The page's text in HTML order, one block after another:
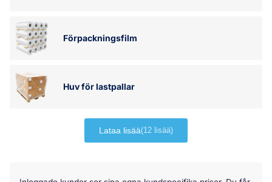
Förpackningsfilm
Huv för lastpallar
Lataa lisää(12 lisää)